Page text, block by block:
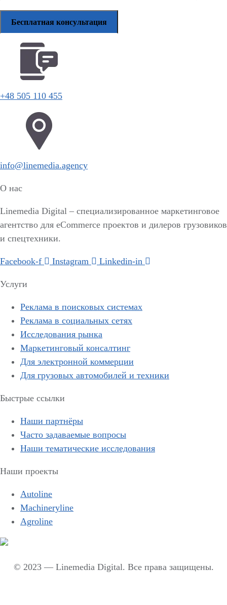
+48 505 110 455
info@linemedia.agency
О нас
Linemedia Digital – специализированное маркетинговое
агентство для eCommerce проектов и дилеров грузовиков
и спецтехники.
Facebook-f Instagram Linkedin-in
Услуги
Реклама в поисковых системах
Реклама в социальных сетях
Исследования рынка
Маркетинговый консалтинг
Для электронной коммерции
Для грузовых автомобилей и техники
Быстрые ссылки
Наши партнёры
Часто задаваемые вопросы
Наши тематические исследования
Наши проекты
Autoline
Machineryline
Agroline
© 2023 — Linemedia Digital. Все права защищены.